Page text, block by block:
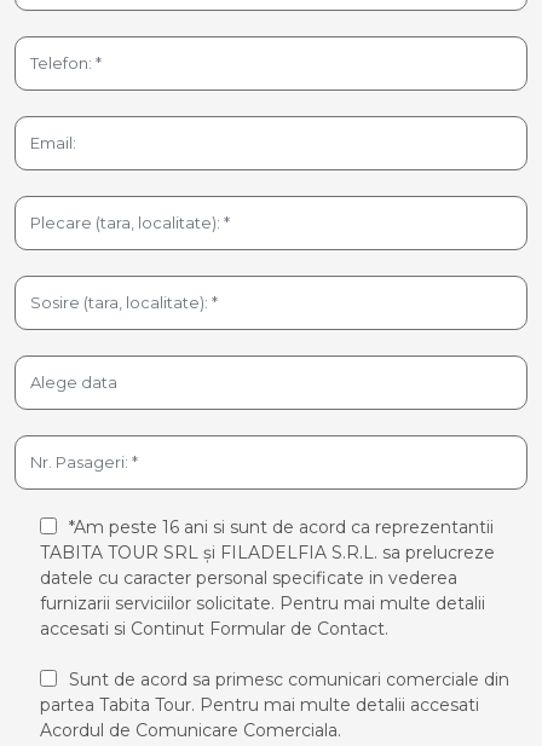
*Am peste 16 ani si sunt de acord ca reprezentantii
TABITA TOUR SRL și FILADELFIA S.R.L. sa prelucreze
datele cu caracter personal specificate in vederea
furnizarii serviciilor solicitate. Pentru mai multe detalii
accesati si Continut Formular de Contact.
Sunt de acord sa primesc comunicari comerciale din
partea Tabita Tour. Pentru mai multe detalii accesati
Acordul de Comunicare Comerciala.